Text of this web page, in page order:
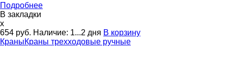
Подробнее
В закладки
x
654 руб. Наличие: 1...2 дня В корзину
КраныКраны трехходовые ручные